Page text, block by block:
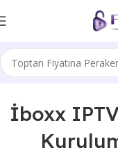
İboxx